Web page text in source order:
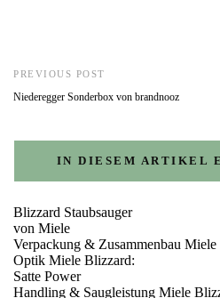
PREVIOUS POST
Niederegger Sonderbox von brandnooz
IN DIESEM ARTIKEL
Blizzard Staubsauger
von Miele
Verpackung & Zusammenbau
Optik Miele Blizzard:
Satte Power
Handling & Saugleistung Miele